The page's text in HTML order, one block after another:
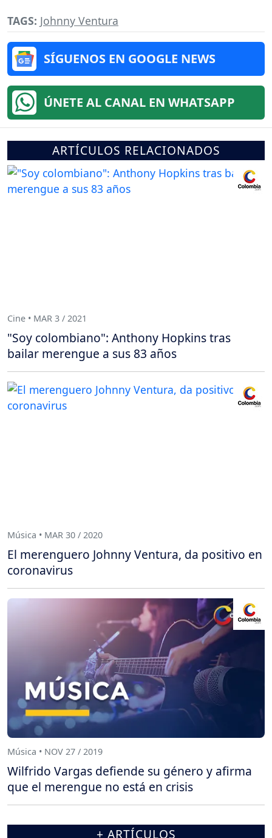
TAGS: Johnny Ventura
SÍGUENOS EN GOOGLE NEWS
ÚNETE AL CANAL EN WHATSAPP
ARTÍCULOS RELACIONADOS
Cine • MAR 3 / 2021
"Soy colombiano": Anthony Hopkins tras
bailar merengue a sus 83 años
Música • MAR 30 / 2020
El merenguero Johnny Ventura, da positivo en
coronavirus
Música • NOV 27 / 2019
Wilfrido Vargas defiende su género y afirma
que el merengue no está en crisis
+ ARTÍCULOS